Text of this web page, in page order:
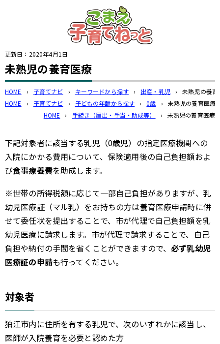
このページの本文へ
更新日： 2020年4月1日
未熟児の養育医療
HOME › 子育てナビ › キーワードから探す › 出産・乳児 ›
未熟児の養育
HOME
› 子育てナビ › 子どもの年齢から探す › 0歳 ›
未熟児の養育医療
HOME
› 手続き（届出・手当・助成等） › 未熟児の養育医療
下記対象者に該当する乳児（0歳児）の指定医療機関への
入院にかかる費用について、保険適用後の自己負担額およ
び食事療養費を助成します。
※世帯の所得税額に応じて一部自己負担がありますが、乳
幼児医療証（マル乳）をお持ちの方は養育医療申請時に併
せて委任状を提出することで、市が代理で自己負担額を乳
幼児医療に請求します。市が代理で請求することで、自己
負担や納付の手間を省くことができますので、必ず乳幼児
医療証の申請も行ってください。
対象者
狛江市内に住所を有する乳児で、次のいずれかに該当し、
医師が入院養育を必要と認めた方